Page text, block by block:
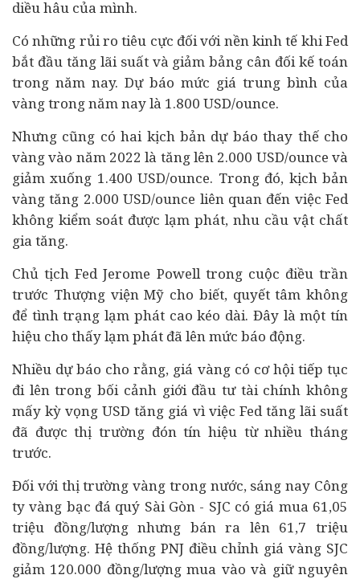
diều hâu của mình.
Có những rủi ro tiêu cực đối với nền kinh tế khi Fed
bắt đầu tăng lãi suất và giảm bảng cân đối kế toán
trong năm nay. Dự báo mức giá trung bình của
vàng trong năm nay là 1.800 USD/ounce.
Nhưng cũng có hai kịch bản dự báo thay thế cho
vàng vào năm 2022 là tăng lên 2.000 USD/ounce và
giảm xuống 1.400 USD/ounce. Trong đó, kịch bản
vàng tăng 2.000 USD/ounce liên quan đến việc Fed
không kiểm soát được lạm phát, nhu cầu vật chất
gia tăng.
Chủ tịch Fed Jerome Powell trong cuộc điều trần
trước Thượng viện Mỹ cho biết, quyết tâm không
để tình trạng lạm phát cao kéo dài. Đây là một tín
hiệu cho thấy lạm phát đã lên mức báo động.
Nhiều dự báo cho rằng, giá vàng có cơ hội tiếp tục
đi lên trong bối cảnh giới đầu tư tài chính không
mấy kỳ vọng USD tăng giá vì việc Fed tăng lãi suất
đã được thị trường đón tín hiệu từ nhiều tháng
trước.
Đối với thị trường vàng trong nước, sáng nay Công
ty vàng bạc đá quý Sài Gòn - SJC có giá mua 61,05
triệu đồng/lượng nhưng bán ra lên 61,7 triệu
đồng/lượng. Hệ thống PNJ điều chỉnh giá vàng SJC
giảm 120.000 đồng/lượng mua vào và giữ nguyên